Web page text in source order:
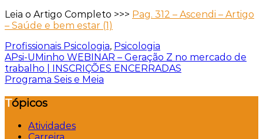
Leia o Artigo Completo >>> Pag. 312 – Ascendi – Artigo
– Saúde e bem estar (1)
Profissionais Psicologia, Psicologia
Navegação
de
artigos
APsi-UMinho WEBINAR – Geração Z no mercado de
trabalho | INSCRIÇÕES ENCERRADAS
Programa Seis e Meia
Tópicos
Atividades